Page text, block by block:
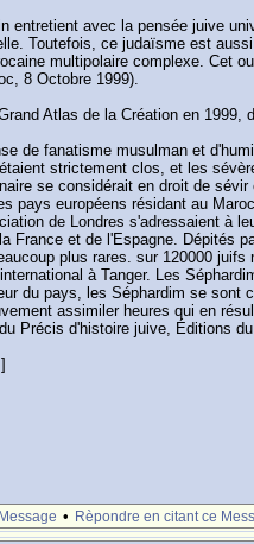
entretient avec la pensée juive
Toutefois, ce judaïsme est
multipolaire complexe. Cet
8 Octobre 1999).
Atlas de la Création en 1999,
de fanatisme musulman et
strictement clos, et les
se considérait en droit de
pays européens résidant au
de Londres s'adressaient à
France et de l'Espagne. Dépités
plus rares. sur 120000
à Tanger. Les
du pays, les Séphardim se
assimiler heures qui en
Précis d'histoire juive, Éditions
]
• Rèpondre en citant ce